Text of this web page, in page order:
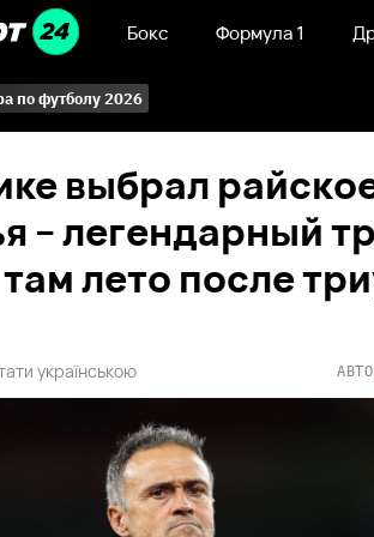
Бокс Формула 1
по футболу 2026
выбрал
– легендарный
лето после
українською